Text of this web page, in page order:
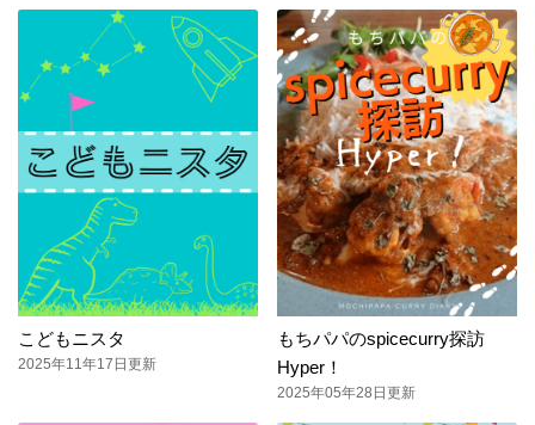
こどもニスタ
2025年11年17日更新
もちパパのspicecurry探訪
Hyper！
2025年05年28日更新